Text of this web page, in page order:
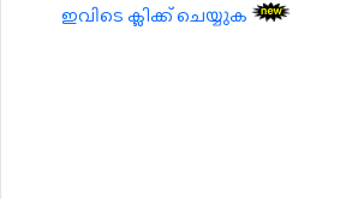
ഇവിടെ ക്ലിക്ക് ചെയ്യുക